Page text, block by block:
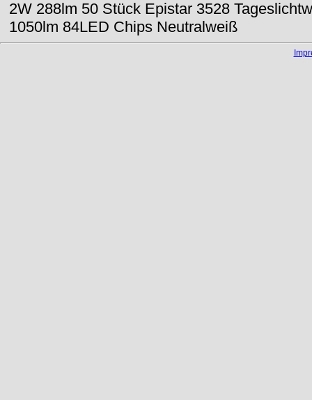
2W 288lm 50 Stück Epistar 3528
1050lm 84LED Chips Neutralweiß